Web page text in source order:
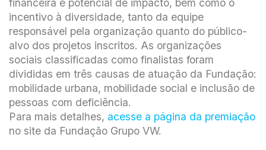
financeira e potencial de impacto, bem como o
incentivo à diversidade, tanto da equipe
responsável pela organização quanto do público-
alvo dos projetos inscritos. As organizações
sociais classificadas como finalistas foram
divididas em três causas de atuação da Fundação:
mobilidade urbana, mobilidade social e inclusão de
pessoas com deficiência.
Para mais detalhes, acesse a página da premiação
no site da Fundação Grupo VW.